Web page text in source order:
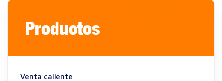
Productos
Venta caliente